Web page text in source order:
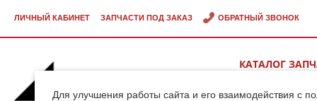
Для улучшения работы сайта и его взаимодействия с
ЛИЧНЫЙ КАБИНЕТ ЗАПЧАСТИ ПОД ЗАКАЗ ОБРАТНЫЙ ЗВОНОК
КАТАЛОГ